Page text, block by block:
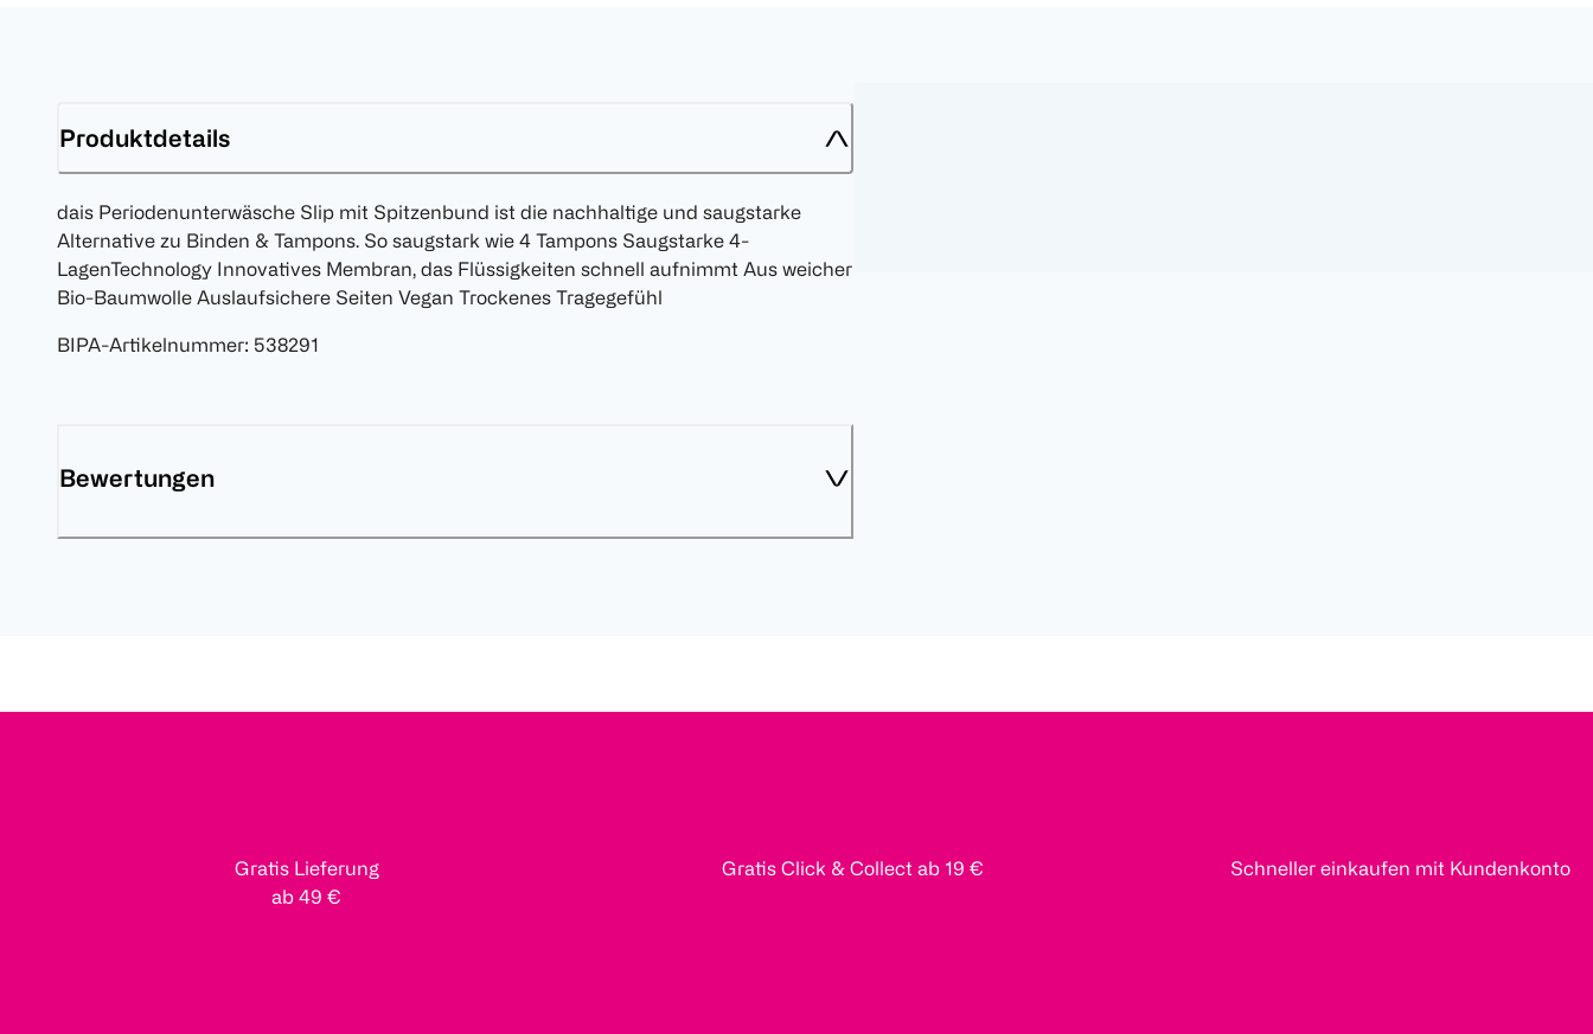
Produktdetails
dais Periodenunterwäsche Slip mit Spitzenbund ist die nachhaltige und saugstarke
Alternative zu Binden & Tampons. So saugstark wie 4 Tampons Saugstarke 4-
LagenTechnology Innovatives Membran, das Flüssigkeiten schnell aufnimmt Aus weicher
Bio-Baumwolle Auslaufsichere Seiten Vegan Trockenes Tragegefühl
BIPA-Artikelnummer: 538291
Bewertungen
Gratis Lieferung
ab 49 €
Gratis Click & Collect ab 19 € Schneller einkaufen mit Kundenkonto